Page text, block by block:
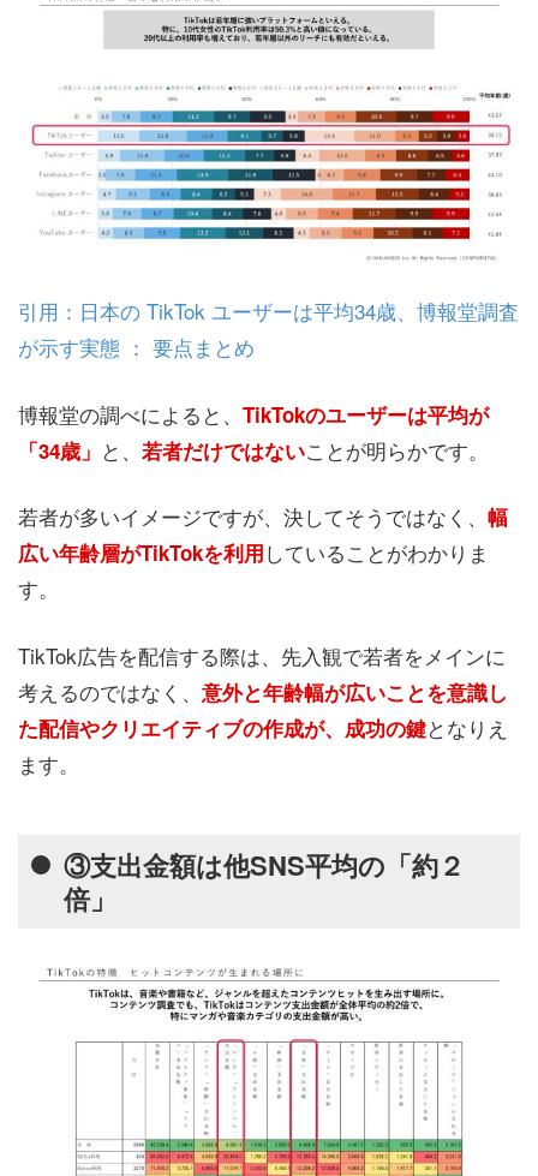
引用：日本の TikTok ユーザーは平均34歳、博報堂調査
が示す実態 ： 要点まとめ
博報堂の調べによると、 TikTokのユーザーは平均が
「34歳」 と、 若者だけではないことが明らかです。
若者が多いイメージですが、決してそうではなく、 幅
広い年齢層がTikTokを利用していることがわかりま
す。
TikTok広告を配信する際は、先入観で若者をメインに
考えるのではなく、 意外と年齢幅が広いことを意識し
た配信やクリエイティブの作成が、成功の鍵となりえ
ます。
③支出金額は他SNS平均の「約２
倍」